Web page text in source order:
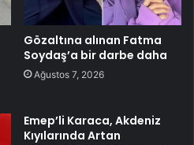
Gözaltına alınan Fatma
Soydaş’a bir darbe daha
Ağustos 7, 2026
Emep’li Karaca, Akdeniz
Kıyılarında Artan